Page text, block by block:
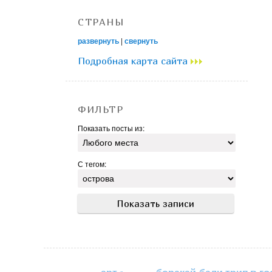
СТРАНЫ
развернуть | свернуть
Подробная карта сайта
ФИЛЬТР
Показать посты из:
С тегом: